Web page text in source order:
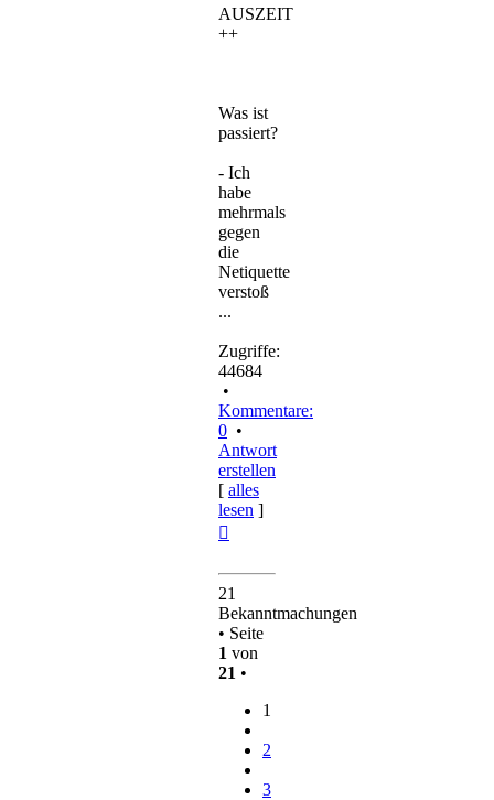
AUSZEIT
++
Was ist
passiert?
- Ich
habe
mehrmals
gegen
die
Netiquette
verstoß
...
Zugriffe:
44684
•
Kommentare:
0 •
Antwort
erstellen
[ alles
lesen ]
21
Bekanntmachungen
• Seite
1 von
21 •
1
2
3